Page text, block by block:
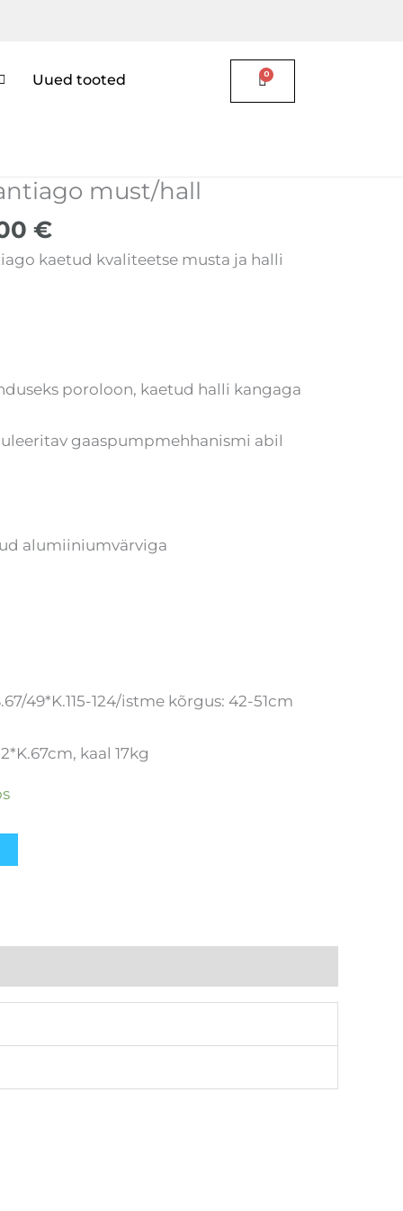
Uued tooted
must/hall
€.
€
Current
is:
174,00 €.
kaetud kvaliteetse musta ja halli
poroloon, kaetud halli kangaga
gaaspumpmehhanismi abil
alumiiniumvärviga
49*K.115-124/istme kõrgus: 42-51cm
kaal 17kg